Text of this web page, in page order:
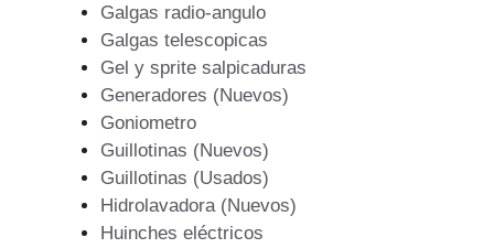
Galgas radio-angulo
Galgas telescopicas
Gel y sprite salpicaduras
Generadores (Nuevos)
Goniometro
Guillotinas (Nuevos)
Guillotinas (Usados)
Hidrolavadora (Nuevos)
Huinches eléctricos